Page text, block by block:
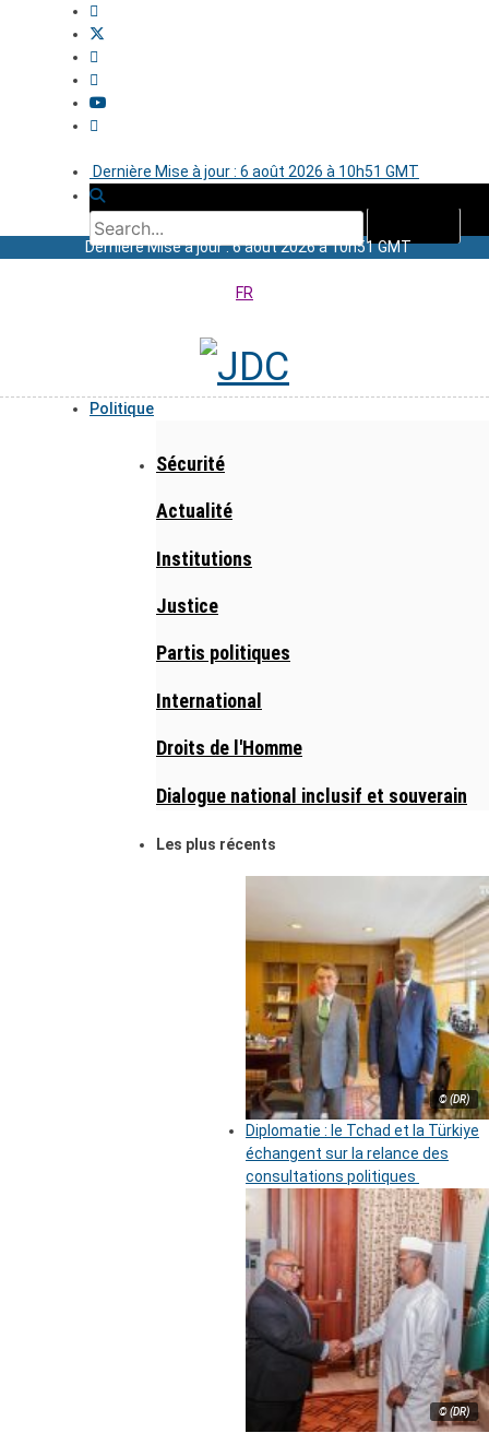
Dernière Mise à jour : 6 août 2026 à 10h51 GMT
Dernière Mise à jour : 6 août 2026 à 10h51 GMT
FR
Politique
Sécurité
Actualité
Institutions
Justice
Partis politiques
International
Droits de l'Homme
Dialogue national inclusif et souverain
Les plus récents
© (DR)
Diplomatie : le Tchad et la Türkiye
échangent sur la relance des
consultations politiques
© (DR)